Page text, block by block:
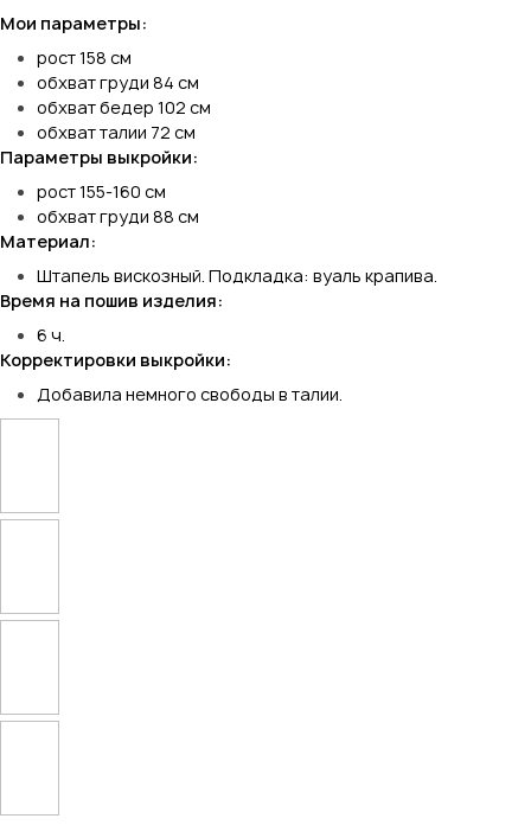
Мои параметры:
рост 158 см
обхват груди 84 см
обхват бедер 102 см
обхват талии 72 см
Параметры выкройки:
рост 155-160 см
обхват груди 88 см
Материал:
Штапель вискозный. Подкладка: вуаль крапива.
Время на пошив изделия:
6 ч.
Корректировки выкройки:
Добавила немного свободы в талии.